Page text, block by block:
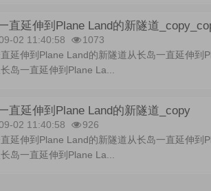
直延伸到Plane Land的新隧道
02 11:40:58
1073
延伸到Plane Land的新隧道从长岛一直延伸到
岛一直延伸到Plane La...
直延伸到Plane Land的新隧道_copy
02 11:40:58
926
延伸到Plane Land的新隧道从长岛一直延伸到
岛一直延伸到Plane La...